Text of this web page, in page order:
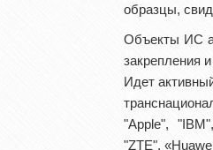
образцы,
Объекты ИС
закрепления
Идет
"Apple",
"ZTE",